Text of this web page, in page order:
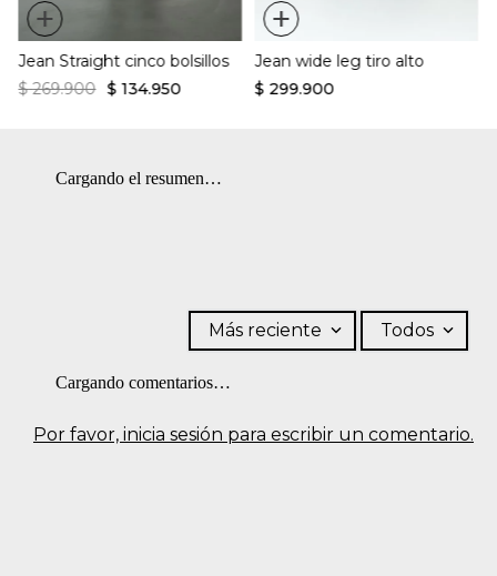
+
Jean Straight cinco bolsillos
$ 269.900 $ 134.950
+
Jean wide leg tiro alto
$ 299.900
Cargando el resumen…
Por favor, inicia sesión para escribir un comentario.
Más reciente Todos
Cargando comentarios…